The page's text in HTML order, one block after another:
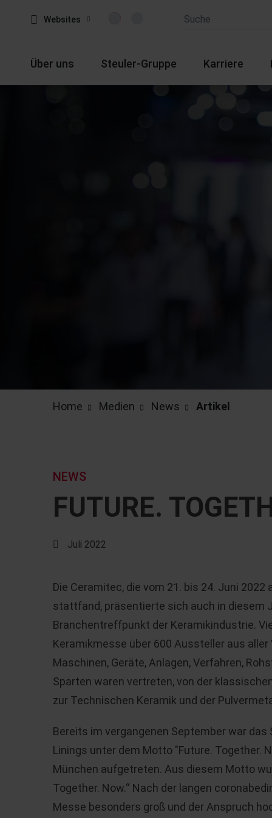
Websites
Über uns Steuler-Gruppe Karriere
Home Medien News Artikel
FUTURE.
NEWS
Juli 2022
Die Ceramitec, die vom 21. bis 24. Juni
stattfand, präsentierte sich auch in diesem
Branchentreffpunkt der Keramikindustrie.
Keramikmesse über 600 Aussteller aus
Maschinen, Geräte, Anlagen, Verfahren,
Sparten waren vertreten, von der
zur Technischen Keramik und der
Bereits im vergangenen September war
Linings unter dem Motto "Future. Together.
München aufgetreten. Aus diesem Motto
Together. Now.“ Nach der langen
Messe besonders groß und der Anspruch